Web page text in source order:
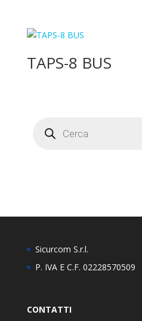
TAPS-8 BUS
search
Sicurcom S.r.l.
P. IVA E C.F. 02228570509
CONTATTI